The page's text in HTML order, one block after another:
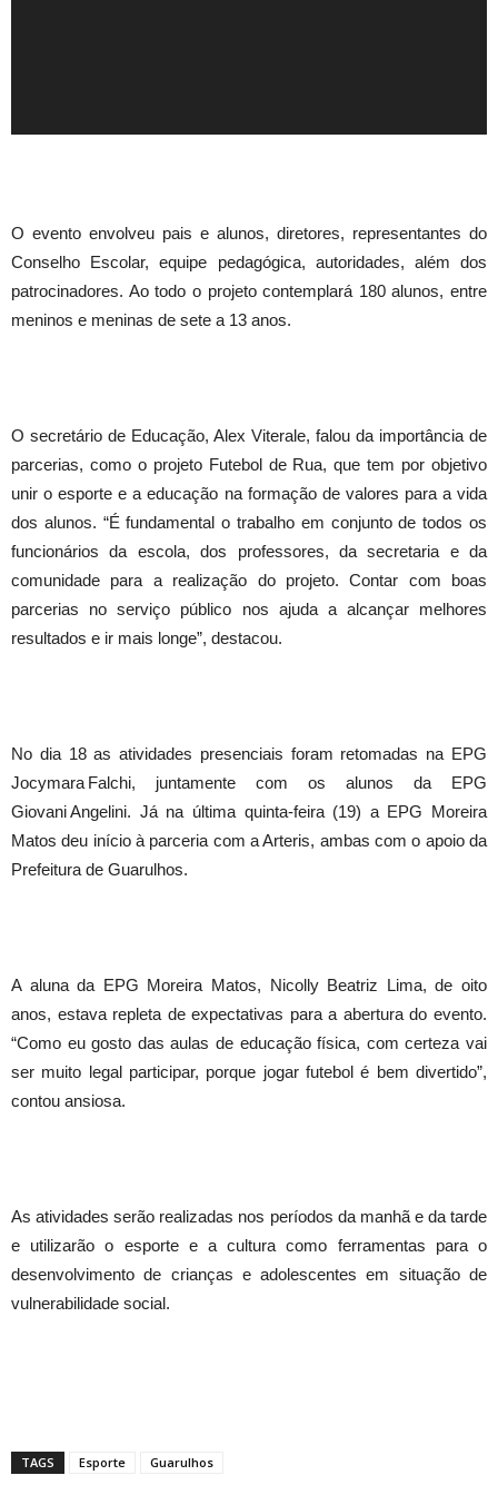
O evento envolveu pais e alunos, diretores, representantes do
Conselho Escolar, equipe pedagógica, autoridades, além dos
patrocinadores. Ao todo o projeto contemplará 180 alunos, entre
meninos e meninas de sete a 13 anos.
O secretário de Educação, Alex Viterale, falou da importância de
parcerias, como o projeto Futebol de Rua, que tem por objetivo
unir o esporte e a educação na formação de valores para a vida
dos alunos. “É fundamental o trabalho em conjunto de todos os
funcionários da escola, dos professores, da secretaria e da
comunidade para a realização do projeto. Contar com boas
parcerias no serviço público nos ajuda a alcançar melhores
resultados e ir mais longe”, destacou.
No dia 18 as atividades presenciais foram retomadas na EPG
Jocymara Falchi, juntamente com os alunos da EPG
Giovani Angelini. Já na última quinta-feira (19) a EPG Moreira
Matos deu início à parceria com a Arteris, ambas com o apoio da
Prefeitura de Guarulhos.
A aluna da EPG Moreira Matos, Nicolly Beatriz Lima, de oito
anos, estava repleta de expectativas para a abertura do evento.
“Como eu gosto das aulas de educação física, com certeza vai
ser muito legal participar, porque jogar futebol é bem divertido”,
contou ansiosa.
As atividades serão realizadas nos períodos da manhã e da tarde
e utilizarão o esporte e a cultura como ferramentas para o
desenvolvimento de crianças e adolescentes em situação de
vulnerabilidade social.
TAGS Esporte Guarulhos